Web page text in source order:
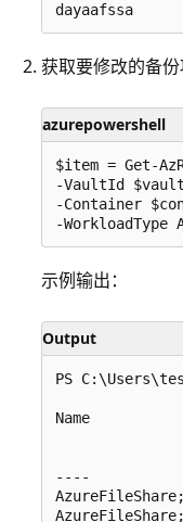
获取要修改的备份
azurepowershell
$item = Get-
-VaultId
-Container
示例输出：
Output
PS
Name
----